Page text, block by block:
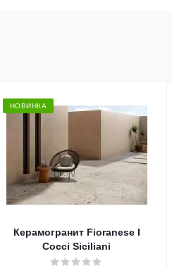
НОВИНКА
Керамогранит Fioranese I
Cocci Siciliani